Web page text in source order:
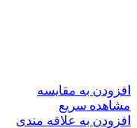
افزودن به مقایسه
مشاهده سریع
افزودن به علاقه مندی